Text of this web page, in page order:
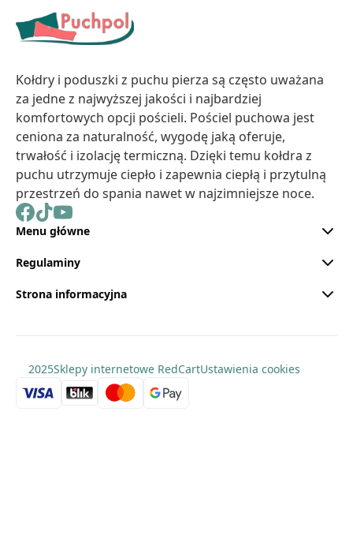
Kołdry i poduszki z puchu pierza są często uważana
za jedne z najwyższej jakości i najbardziej
komfortowych opcji pościeli. Pościel puchowa jest
ceniona za naturalność, wygodę jaką oferuje,
trwałość i izolację termiczną. Dzięki temu kołdra z
puchu utrzymuje ciepło i zapewnia ciepłą i przytulną
przestrzeń do spania nawet w najzimniejsze noce.
Menu główne
Regulaminy
Strona informacyjna
2025Sklepy internetowe RedCartUstawienia cookies